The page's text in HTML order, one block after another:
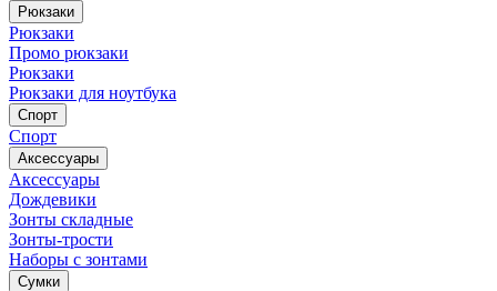
Рюкзаки
Рюкзаки
Промо рюкзаки
Рюкзаки
Рюкзаки для ноутбука
Спорт
Спорт
Аксессуары
Аксессуары
Дождевики
Зонты складные
Зонты-трости
Наборы с зонтами
Сумки